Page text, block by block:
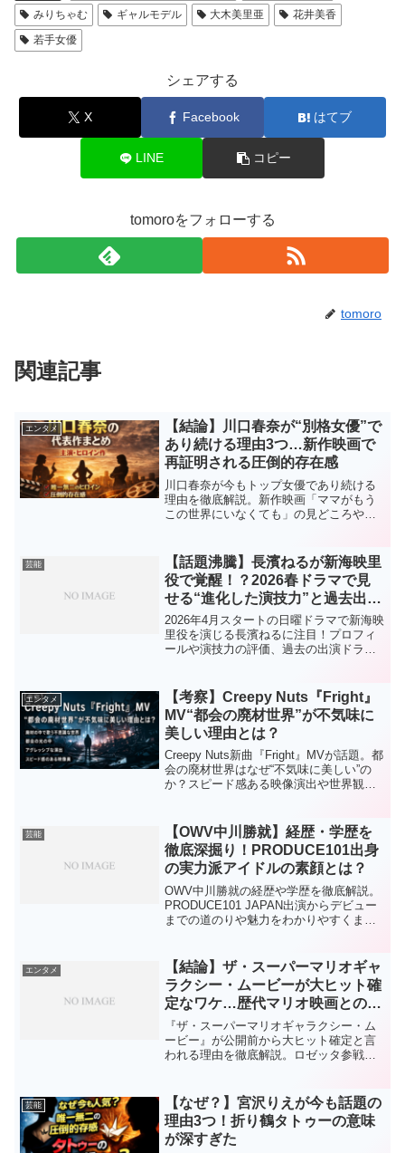
みりちゃむ
ギャルモデル 大木美里亜
花井美香
若手女優
シェアする
X Facebook はてブ
LINE コピー
tomoroをフォローする
tomoro
関連記事
エンタメ
【結論】川口春奈が“別格女優”で
あり続ける理由3つ…新作映画で
再証明される圧倒的存在感
川口春奈が今もトップ女優であり続ける
理由を徹底解説。新作映画「ママがもう
この世界にいなくても」の見どころや過
に迫る。
芸能
【話題沸騰】長濱ねるが新海映里
役で覚醒！？2026春ドラマで見
せる“進化した演技力”と過去出演
作まとめ
2026年4月スタートの日曜ドラマで新海映
里役を演じる長濱ねるに注目！プロフィ
ールや演技力の評価、過去の出演ドラ
エンタメ
【考察】Creepy Nuts『Fright』
MV“都会の廃材世界”が不気味に
美しい理由とは？
Creepy Nuts新曲『Fright』MVが話題。都
会の廃材世界はなぜ“不気味に美しい”の
か？スピード感ある映像演出や世界観の
芸能
【OWV中川勝就】経歴・学歴を
徹底深掘り！PRODUCE101出身
の実力派アイドルの素顔とは？
OWV中川勝就の経歴や学歴を徹底解説。
PRODUCE101 JAPAN出演からデビュー
までの道のりや魅力をわかりやすくまと
エンタメ
【結論】ザ・スーパーマリオギャ
ラクシー・ムービーが大ヒット確
定なワケ…歴代マリオ映画との違
いがヤバい
『ザ・スーパーマリオギャラクシー・ム
ービー』が公開前から大ヒット確定と言
われる理由を徹底解説。ロゼッタ参戦、
ます。
芸能
【なぜ？】宮沢りえが今も話題の
理由3つ！折り鶴タトゥーの意味
が深すぎた